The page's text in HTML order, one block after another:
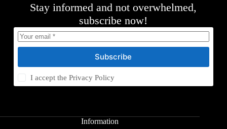
Stay informed and not overwhelmed,
subscribe now!
Subscribe
I accept thePrivacy Policy
Information